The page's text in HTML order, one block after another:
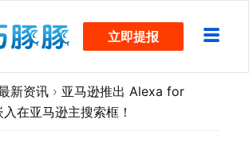
立即提报
新资讯 › 亚马逊推出 Alexa for
在亚马逊主搜索框！